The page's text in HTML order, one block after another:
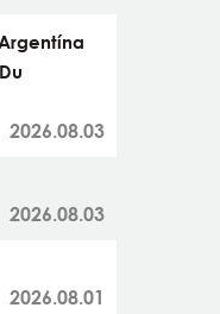
2026.08.03
2026.08.03
2026.08.01